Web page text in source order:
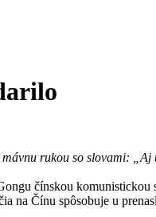
rukou so slovami: „Aj
čínskou
na Čínu spôsobuje u